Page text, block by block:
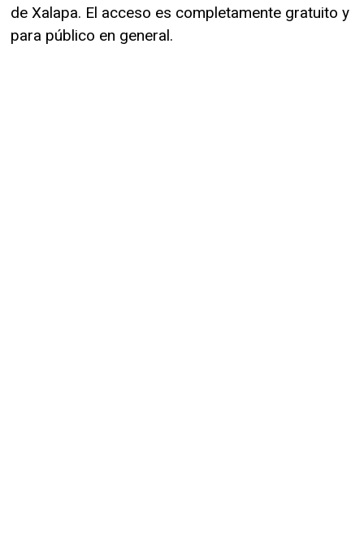
de Xalapa. El acceso es completamente gratuito y
para público en general.